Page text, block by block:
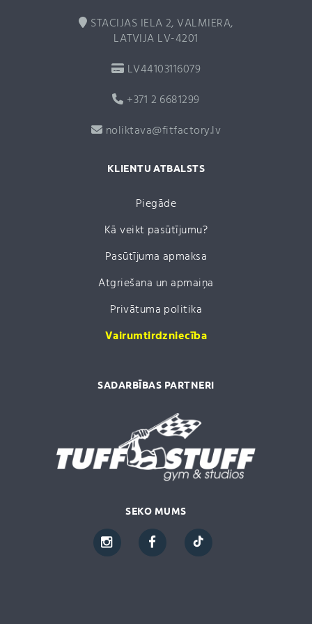
STACIJAS IELA 2, VALMIERA,
LATVIJA LV-4201
LV44103116079
+371 2 6681299
noliktava@fitfactory.lv
KLIENTU ATBALSTS
Piegāde
Kā veikt pasūtījumu?
Pasūtījuma apmaksa
Atgriešana un apmaiņa
Privātuma politika
Vairumtirdzniecība
SADARBĪBAS PARTNERI
SEKO MUMS